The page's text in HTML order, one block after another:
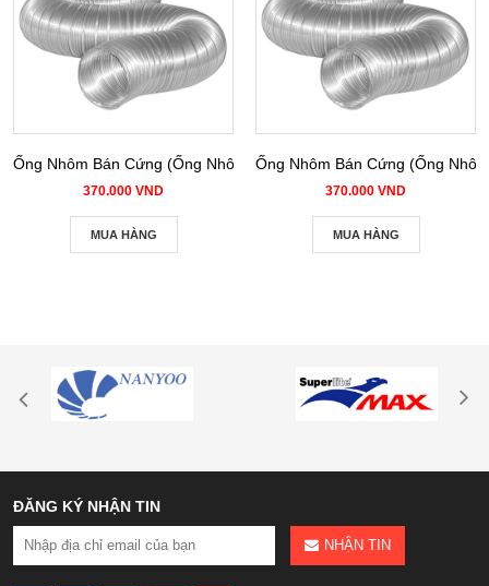
Ống Nhôm Bán Cứng (Ống Nhôm Nhún) phi 100
370.000 VND
MUA HÀNG
Ống Nhôm Bán Cứng (Ống
370.000 VND
MUA HÀNG
ĐĂNG KÝ NHẬN TIN
NHẬN TIN